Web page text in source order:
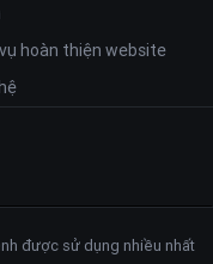
hoàn thiện website
được sử dụng nhiều nhất